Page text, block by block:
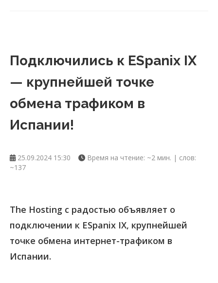
Подключились к ESpanix IX
— крупнейшей точке
обмена трафиком в
Испании!
25.09.2024 15:30
Время на чтение: ~2 мин. | слов:
~137
The Hosting с радостью объявляет о
подключении к ESpanix IX, крупнейшей
точке обмена интернет-трафиком в
Испании.